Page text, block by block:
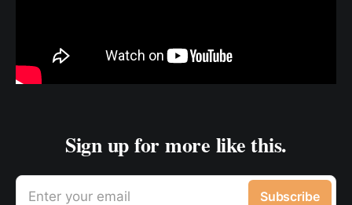
Sign up for more like this.
Enter your email Subscribe